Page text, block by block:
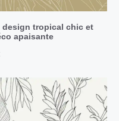
design tropical chic et
apaisante